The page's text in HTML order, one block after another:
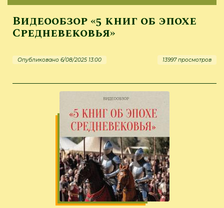
Видеообзор «5 книг об эпохе
Средневековья»
Опубликовано 6/08/2025 13:00 13997 просмотров